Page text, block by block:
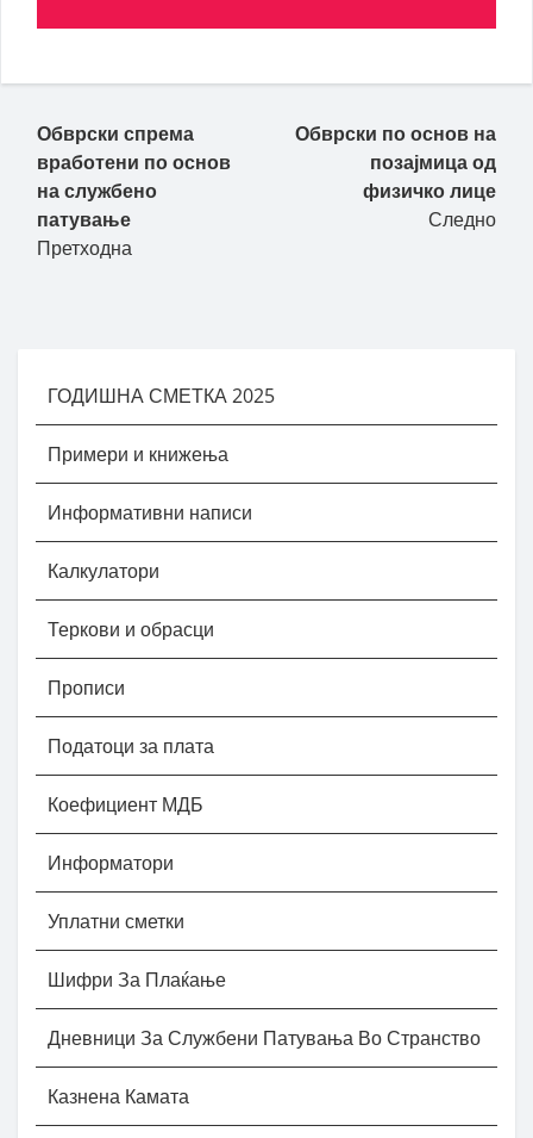
Обврски спрема
вработени по основ
на службено
патување
Претходна
Обврски по основ на
позајмица од
физичко лице
Следно
ГОДИШНА СМЕТКА 2025
Примери и книжења
Информативни написи
Калкулатори
Теркови и обрасци
Прописи
Податоци за плата
Коефициент МДБ
Информатори
Уплатни сметки
Шифри За Плаќање
Дневници За Службени Патувања Во Странство
Казнена Камата